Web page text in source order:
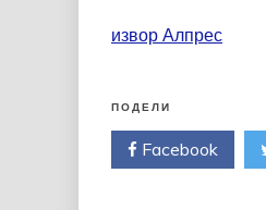
извор Алпрес
ПОДЕЛИ
Facebook